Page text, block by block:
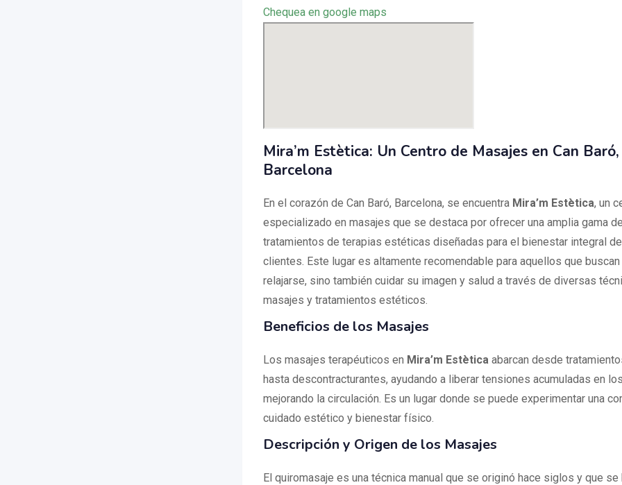
Chequea en google maps
Mira’m Estètica: Un Centro de Masajes en Can Baró,
Barcelona
En el corazón de Can Baró, Barcelona, se encuentra Mira’m Estètica, un
especializado en masajes que se destaca por ofrecer una amplia gama de
tratamientos de terapias estéticas diseñadas para el bienestar integral
clientes. Este lugar es altamente recomendable para aquellos que
relajarse, sino también cuidar su imagen y salud a través de diversas
masajes y tratamientos estéticos.
Beneficios de los Masajes
Los masajes terapéuticos en Mira’m Estèticaabarcan desde
hasta descontracturantes, ayudando a liberar tensiones acumuladas en
mejorando la circulación. Es un lugar donde se puede experimentar una
cuidado estético y bienestar físico.
Descripción y Origen de los Masajes
El quiromasaje es una técnica manual que se originó hace siglos y que se